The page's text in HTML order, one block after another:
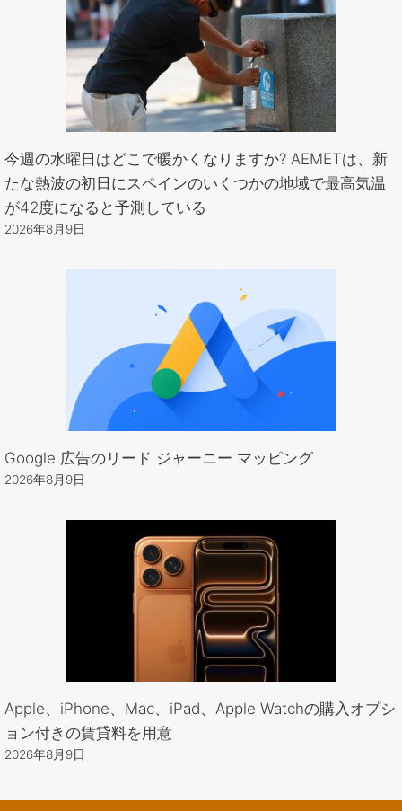
今週の水曜日はどこで暖かくなりますか? AEMETは、新
たな熱波の初日にスペインのいくつかの地域で最高気温
が42度になると予測している
2026年8月9日
Google 広告のリード ジャーニー マッピング
2026年8月9日
Apple、iPhone、Mac、iPad、Apple Watchの購入オプシ
ョン付きの賃貸料を用意
2026年8月9日